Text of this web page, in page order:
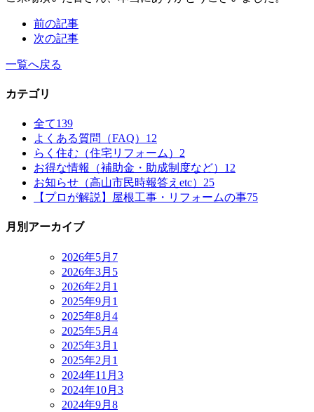
前の記事
次の記事
一覧へ戻る
カテゴリ
全て139
よくある質問（FAQ） 12
らく住む（住宅リフォーム） 2
お得な情報（補助金・助成制度など） 12
お知らせ（高山市民時報答えetc） 25
【プロが解説】屋根工事・リフォームの事75
月別アーカイブ
2026年5月 7
2026年3月 5
2026年2月 1
2025年9月 1
2025年8月 4
2025年5月 4
2025年3月 1
2025年2月 1
2024年11月 3
2024年10月 3
2024年9月 8